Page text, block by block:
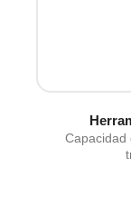
Capacidad